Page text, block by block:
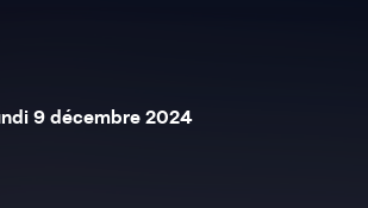
9 décembre 2024